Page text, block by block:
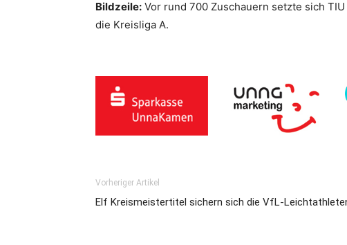
Bildzeile: Vor rund 700 Zuschauern setzte sich
die Kreisliga A.
Vorheriger Artikel
Elf Kreismeistertitel sichern sich die VfL-